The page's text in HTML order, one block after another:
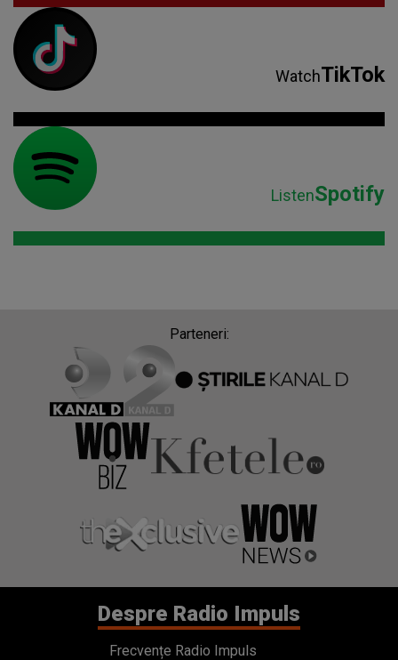
WatchTikTok
ListenSpotify
Parteneri:
Despre Radio Impuls
Frecvențe Radio Impuls